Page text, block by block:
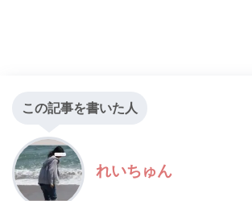
この記事を書いた人
れいちゅん